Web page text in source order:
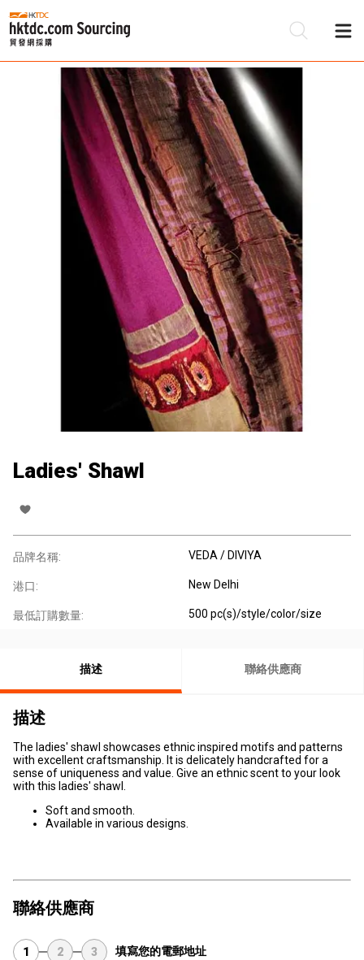
Ladies' Shawl
品牌名稱: VEDA / DIVIYA
港口: New Delhi
最低訂購數量: 500 pc(s)/style/color/size
描述 聯絡供應商
描述
The ladies' shawl showcases ethnic inspired motifs and patterns
with excellent craftsmanship. It is delicately handcrafted for a
sense of uniqueness and value. Give an ethnic scent to your look
with this ladies' shawl.
Soft and smooth.
Available in various designs.
聯絡供應商
1 2 3 填寫您的電郵地址